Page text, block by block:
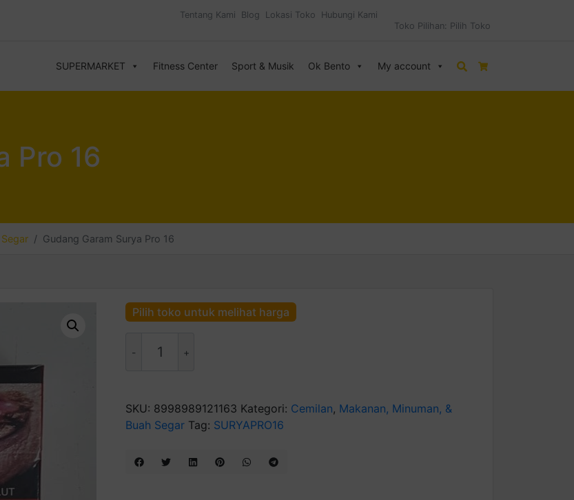
Tentang Kami Blog Lokasi Toko
Hubungi Kami
Toko Pilihan: Pilih Toko
SUPERMARKET Fitness Center Sport & Musik Ok Bento My account Search
Pro 16
Gudang Garam Surya Pro 16
Pilih toko untuk melihat harga
Gudang
Pro
16
SKU: 8998989121163 Kategori: Cemilan, Makanan, Minuman, &
Buah Segar Tag: SURYAPRO16